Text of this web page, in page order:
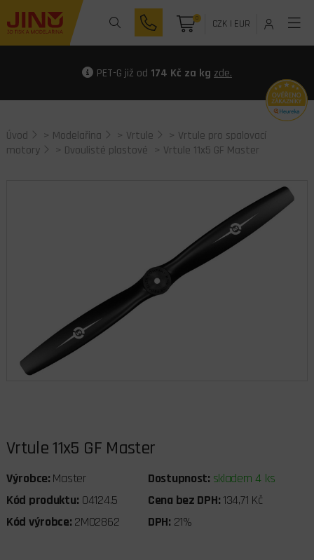
0 CZK| EUR
PET-G již od 174 Kč za kg zde.
Úvod > Modelařina > Vrtule > Vrtule pro spalovací
motory
> Dvoulisté plastové > Vrtule 11x5 GF Master
Vrtule 11x5 GF Master
Výrobce: Master Dostupnost: skladem 4 ks
Kód produktu: 04124.5 Cena bez DPH:134,71 Kč
Kód výrobce: 2MO2862 DPH: 21%